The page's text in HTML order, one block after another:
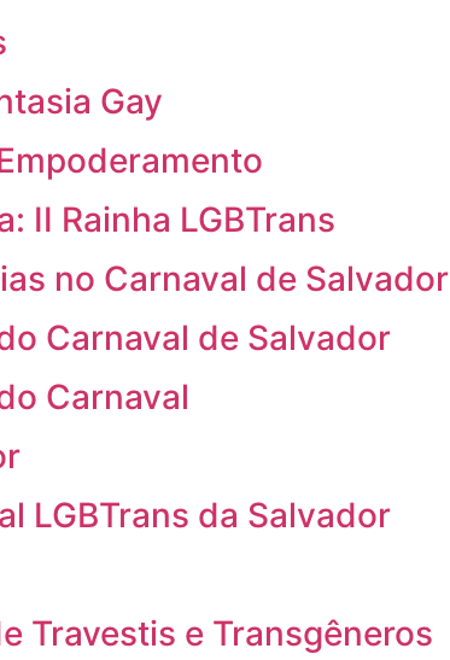
Gay
II Rainha LGBTrans
no Carnaval de Salvador
Carnaval de Salvador
Carnaval
LGBTrans da Salvador
Travestis e Transgêneros